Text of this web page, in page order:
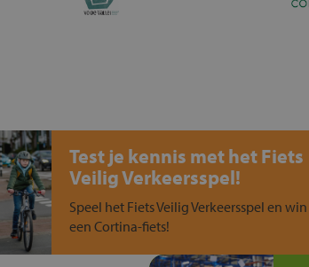
Test je kennis met het Fiets
Veilig Verkeersspel!
Speel het Fiets Veilig Verkeersspel en win
een Cortina-fiets!